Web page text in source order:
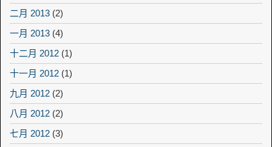
二月 2013 (2)
一月 2013 (4)
十二月 2012 (1)
十一月 2012 (1)
九月 2012 (2)
八月 2012 (2)
七月 2012 (3)